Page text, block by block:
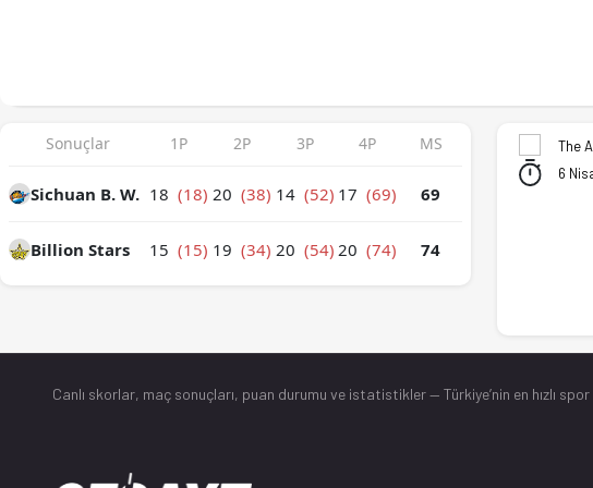
Sonuçlar 1P 2P 3P 4P MS
Sichuan B. W. 18 (18) 20 (38) 14 (52) 17 (69) 69
Billion Stars 15 (15) 19 (34) 20 (54) 20 (74) 74
The
6
Canlı skorlar, maç sonuçları, puan durumu ve istatistikler — Türkiye’nin en hızlı